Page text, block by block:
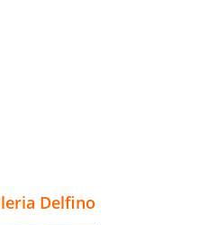
Delfino